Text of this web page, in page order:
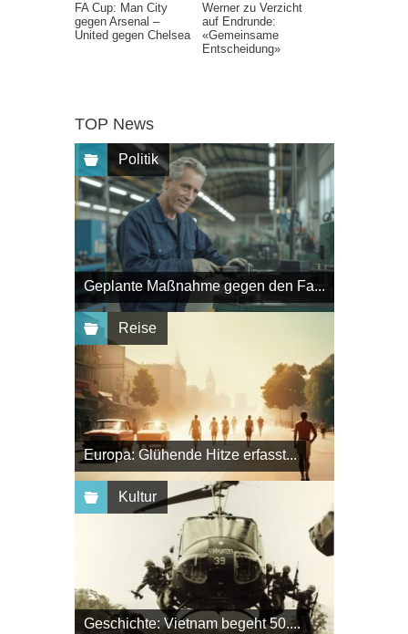
FA Cup: Man City
gegen Arsenal –
United gegen Chelsea
Werner zu Verzicht
auf Endrunde:
«Gemeinsame
Entscheidung»
TOP News
Politik
Geplante Maßnahme gegen den Fa...
Reise
Europa: Glühende Hitze erfasst...
Kultur
Geschichte: Vietnam begeht 50....